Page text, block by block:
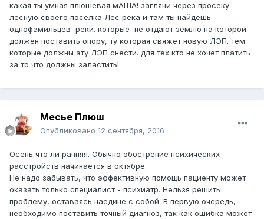
какая ты умная плюшевая мАША! загляни через просеку
лесную своего поселка Лес река и там ты найдешь
однофамильцев реки. которые не отдают землю на которой
должен поставить опору, ту которая свяжет новую ЛЭП. тем
которые должны эту ЛЭП снести. для тех кто не хочет платить
за то что должны заластить!
Месье Плюш
Опубликовано 12 сентября, 2016
Осень что ли ранняя. Обычно обострение психических
расстройств начинается в октябре.
Не надо забывать, что эффективную помощь пациенту может
оказать только специалист - психиатр. Нельзя решить
проблему, оставаясь наедине с собой. В первую очередь,
необходимо поставить точный диагноз, так как ошибка может